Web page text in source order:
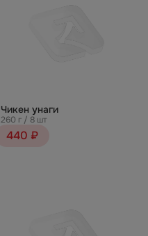
Чикен унаги
260 г / 8 шт
440 ₽